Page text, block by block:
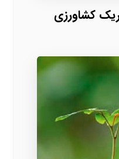
کشاورزی